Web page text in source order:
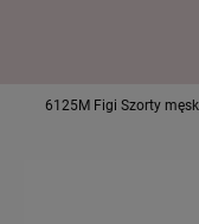
6125М Figi Szorty